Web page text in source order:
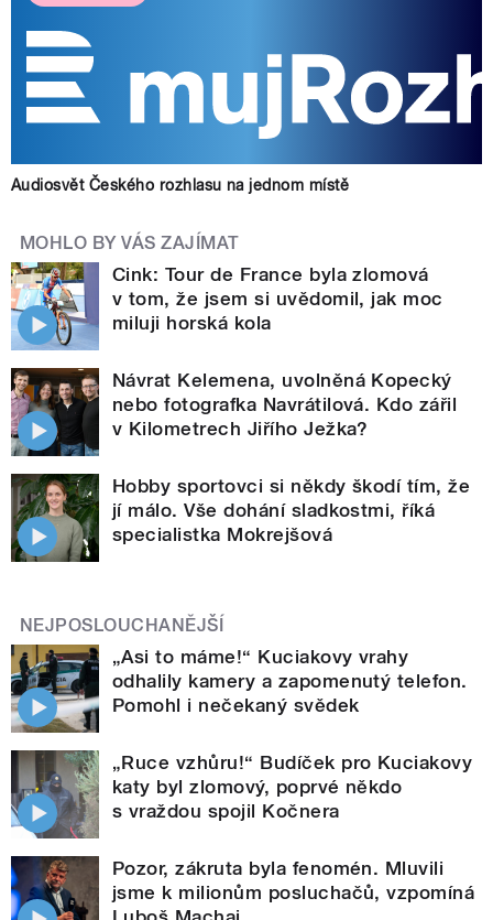
Audiosvět Českého rozhlasu na jednom místě
MOHLO BY VÁS ZAJÍMAT
Cink: Tour de France byla zlomová
v tom, že jsem si uvědomil, jak moc
miluji horská kola
Návrat Kelemena, uvolněná Kopecký
nebo fotografka Navrátilová. Kdo zářil
v Kilometrech Jiřího Ježka?
Hobby sportovci si někdy škodí tím, že
jí málo. Vše dohání sladkostmi, říká
specialistka Mokrejšová
NEJPOSLOUCHANĚJŠÍ
„Asi to máme!“ Kuciakovy vrahy
odhalily kamery a zapomenutý telefon.
Pomohl i nečekaný svědek
„Ruce vzhůru!“ Budíček pro Kuciakovy
katy byl zlomový, poprvé někdo
s vraždou spojil Kočnera
Pozor, zákruta byla fenomén. Mluvili
jsme k milionům posluchačů, vzpomíná